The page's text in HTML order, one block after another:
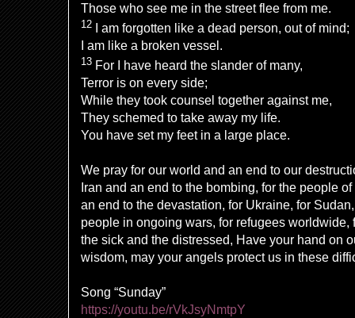
Those who see me in the street flee from me.
12 I am forgotten like a dead person, out of mind;
I am like a broken vessel.
13 For I have heard the slander of many,
Terror is on every side;
While they took counsel together against me,
They schemed to take away my life.
You have set my feet in a large place.
We pray for our world and an end to our
Iran and an end to the bombing, for the people
an end to the devastation, for Ukraine, for
people in ongoing wars, for refugees worldwide,
the sick and the distressed, Have your hand on
wisdom, may your angels protect us in these
Song “Sunday”
https://youtu.be/rVkJsyNmtpY